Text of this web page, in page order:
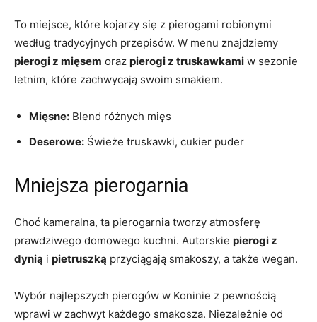
To miejsce, które kojarzy się ⁤z pierogami robionymi
według tradycyjnych przepisów. W menu znajdziemy
pierogi z mięsem oraz pierogi z truskawkami w sezonie
letnim, które zachwycają swoim smakiem.
Mięsne: Blend różnych mięs
Deserowe: Świeże​ truskawki, cukier⁣ puder
Mniejsza pierogarnia
Choć kameralna, ta pierogarnia tworzy atmosferę
prawdziwego domowego kuchni. Autorskie pierogi z
dynią i pietruszką przyciągają smakoszy, a także wegan.
Wybór najlepszych pierogów w Koninie z pewnością
wprawi w⁤ zachwyt każdego smakosza.‌ Niezależnie ‌od